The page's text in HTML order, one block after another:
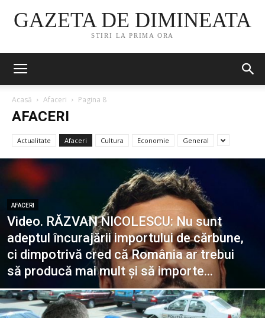
GAZETA DE DIMINEATA
STIRI LA PRIMA ORA
Acasă Afaceri Pagina 8
AFACERI
Actualitate Afaceri Cultura Economie General
AFACERI
Video. RĂZVAN NICOLESCU: Nu sunt
adeptul încurajării importului de cărbune,
ci dimpotrivă cred că România ar trebui
să producă mai mult și să importe...